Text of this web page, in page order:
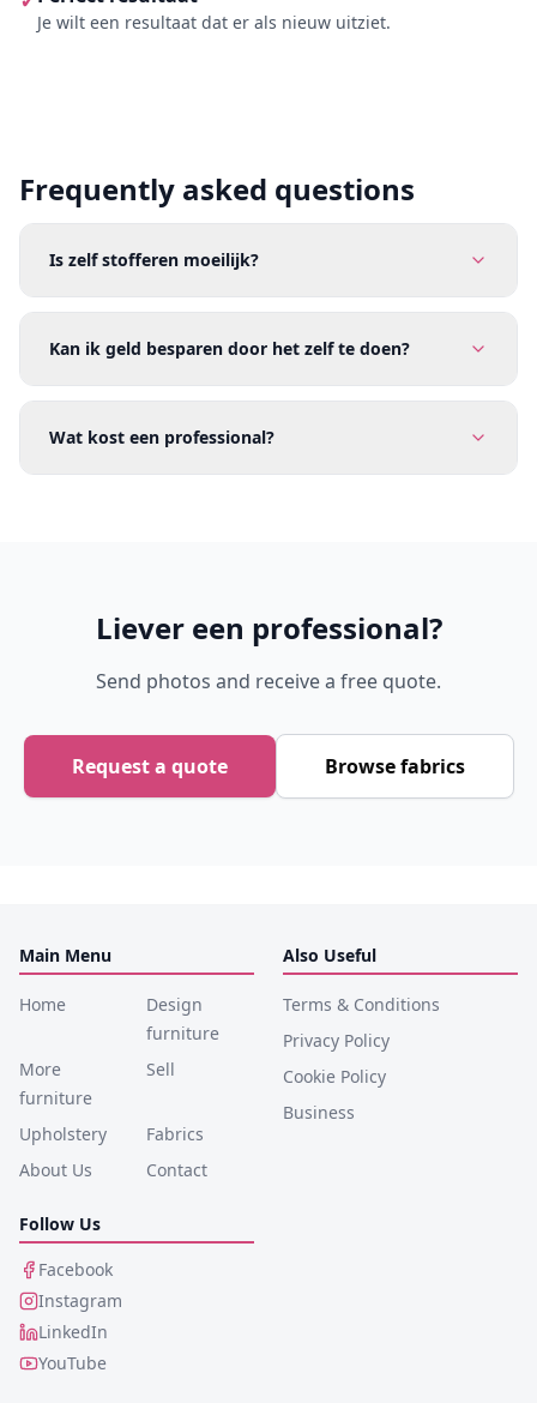
Je wilt een resultaat dat er als nieuw uitziet.
Frequently asked questions
Is zelf stofferen moeilijk?
Kan ik geld besparen door het zelf te doen?
Wat kost een professional?
Liever een professional?
Send photos and receive a free quote.
Request a quote Browse fabrics
Main Menu
Home
Design
furniture
More
furniture
Sell
Upholstery
Fabrics
About Us
Contact
Also Useful
Terms & Conditions
Privacy Policy
Cookie Policy
Business
Follow Us
Facebook
Instagram
LinkedIn
YouTube